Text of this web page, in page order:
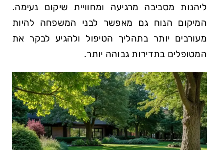
ליהנות מסביבה מרגיעה ומחוויית שיקום נעימה.
המיקום הנוח גם מאפשר לבני המשפחה להיות
מעורבים יותר בתהליך הטיפול ולהגיע לבקר את
המטופלים בתדירות גבוהה יותר.